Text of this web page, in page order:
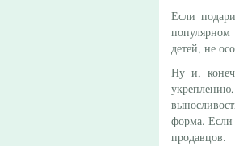
Если
детей, не
Ну и,
форма. Если
продавцов.